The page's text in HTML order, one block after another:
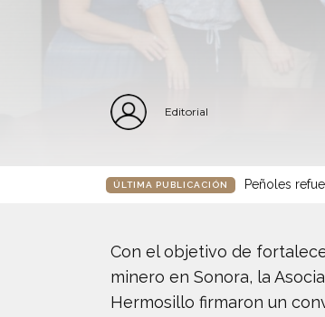
Editorial
ÚLTIMA PUBLICACIÓN Peñoles
Con el objetivo de
minero en Sonora, la
Hermosillo firmaron un